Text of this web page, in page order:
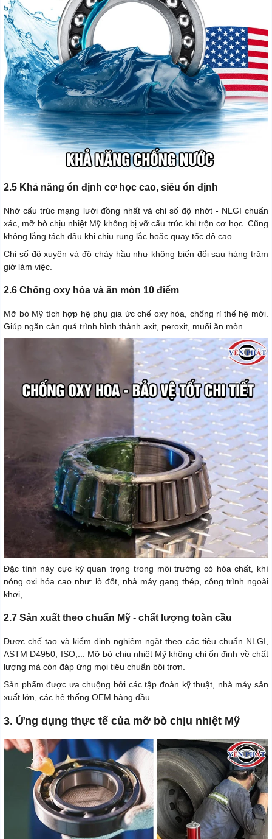
2.5 Khả năng ổn định cơ học cao, siêu ổn định
Nhờ cấu trúc mạng lưới đồng nhất và chỉ số độ nhớt - NLGI chuẩn
xác, mỡ bò chịu nhiệt Mỹ không bị vỡ cấu trúc khi trộn cơ học. Cũng
không lắng tách dầu khi chịu rung lắc hoặc quay tốc độ cao.
Chỉ số độ xuyên và độ chảy hầu như không biến đổi sau hàng trăm
giờ làm việc.
2.6 Chống oxy hóa và ăn mòn 10 điểm
Mỡ bò Mỹ tích hợp hệ phụ gia ức chế oxy hóa, chống rỉ thế hệ mới.
Giúp ngăn cản quá trình hình thành axit, peroxit, muối ăn mòn.
Đặc tính này cực kỳ quan trọng trong môi trường có hóa chất, khí
nóng oxi hóa cao như: lò đốt, nhà máy gang thép, công trình ngoài
khơi,...
2.7 Sản xuất theo chuẩn Mỹ - chất lượng toàn cầu
Được chế tạo và kiểm định nghiêm ngặt theo các tiêu chuẩn NLGI,
ASTM D4950, ISO,... Mỡ bò chịu nhiệt Mỹ không chỉ ổn định về chất
lượng mà còn đáp ứng mọi tiêu chuẩn bôi trơn.
Sản phẩm được ưa chuộng bởi các tập đoàn kỹ thuật, nhà máy sản
xuất lớn, các hệ thống OEM hàng đầu.
3. Ứng dụng thực tế của mỡ bò chịu nhiệt Mỹ